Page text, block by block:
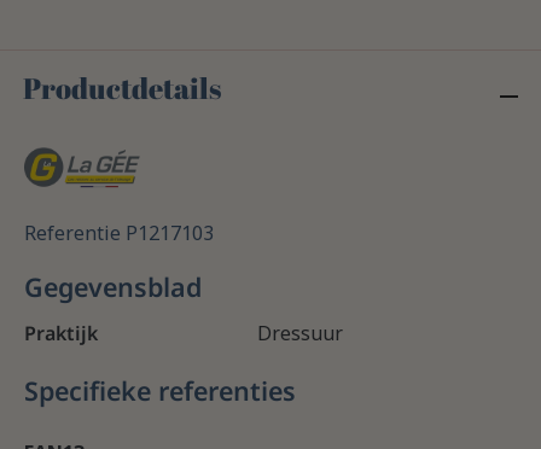
Productdetails
Referentie P1217103
Gegevensblad
Praktijk Dressuur
Specifieke referenties